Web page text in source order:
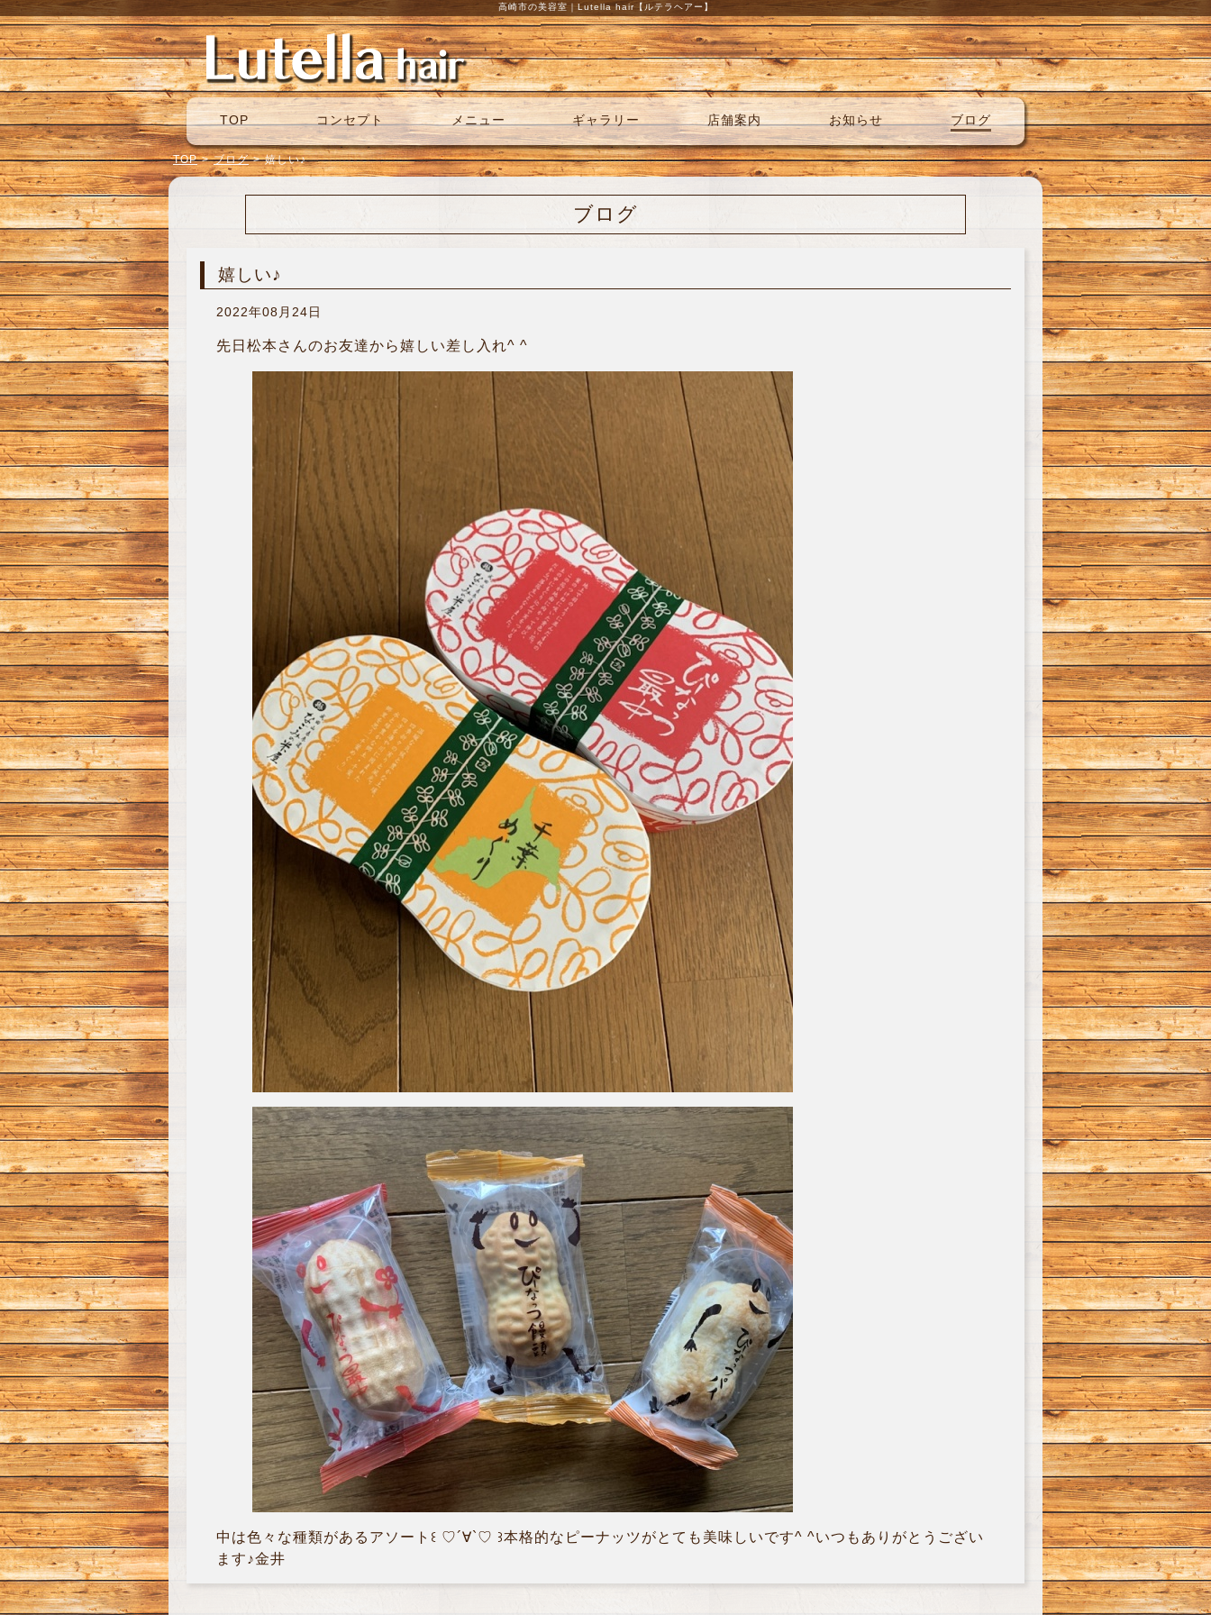
高崎市の美容室｜Lutella hair【ルテラヘアー】
TOP コンセプト メニュー ギャラリー 店舗案内 お知らせ ブログ
TOP > ブログ > 嬉しい♪
ブログ
嬉しい♪
2022年08月24日
先日松本さんのお友達から嬉しい差し入れ^ ^
中は色々な種類があるアソート꒰ ♡´∀`♡ ꒱本格的なピーナッツがとても美味しいです^ ^いつもありがとうござい
ます♪金井